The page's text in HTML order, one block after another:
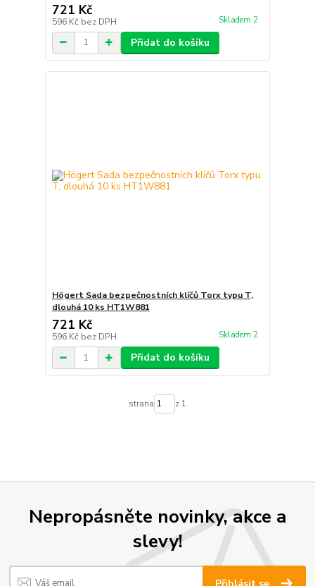
721 Kč
596 Kč bez DPH Skladem 2
Přidat do košíku
Högert Sada bezpečnostních klíčů Torx typu T,
dlouhá 10 ks HT1W881
721 Kč
596 Kč bez DPH Skladem 2
Přidat do košíku
strana z 1
Nepropásněte novinky, akce a
slevy!